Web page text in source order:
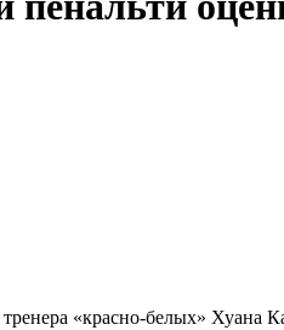
«красно‑белых» Хуана